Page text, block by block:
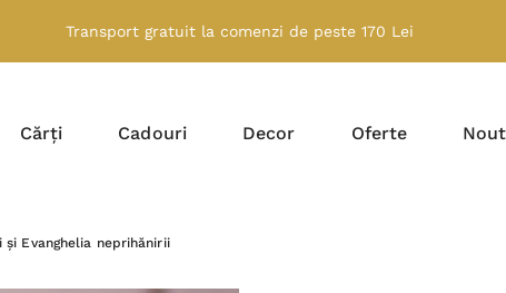
Transport gratuit la comenzi de peste 170 Lei
Cărți Cadouri Decor Oferte
și Evanghelia neprihănirii